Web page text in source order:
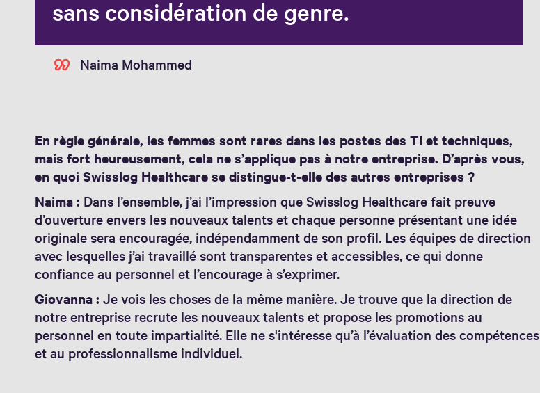
sans considération de genre.
Naima Mohammed
En règle générale, les femmes sont rares dans les postes des TI et techniques,
mais fort heureusement, cela ne s’applique pas à notre entreprise. D’après vous,
en quoi Swisslog Healthcare se distingue-t-elle des autres entreprises ?
Naima : Dans l’ensemble, j’ai l’impression que Swisslog Healthcare fait preuve
d’ouverture envers les nouveaux talents et chaque personne présentant une idée
originale sera encouragée, indépendamment de son profil. Les équipes de direction
avec lesquelles j’ai travaillé sont transparentes et accessibles, ce qui donne
confiance au personnel et l’encourage à s’exprimer.
Giovanna :Je vois les choses de la même manière. Je trouve que la direction de
notre entreprise recrute les nouveaux talents et propose les promotions au
personnel en toute impartialité. Elle ne s'intéresse qu’à l’évaluation des compétences
et au professionnalisme individuel.